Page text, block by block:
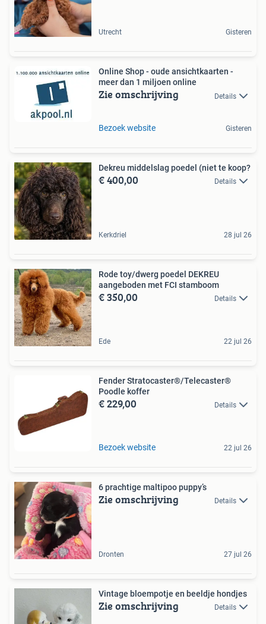
Utrecht Gisteren
Online Shop - oude ansichtkaarten -
meer dan 1 miljoen online
Zie omschrijving Details
Bezoek website Gisteren
Dekreu middelslag poedel (niet te koop?
€ 400,00 Details
Kerkdriel 28 jul 26
Rode toy/dwerg poedel DEKREU
aangeboden met FCI stamboom
€ 350,00 Details
Ede 22 jul 26
Fender Stratocaster®/Telecaster®
Poodle koffer
€ 229,00 Details
Bezoek website 22 jul 26
6 prachtige maltipoo puppy’s ️
Zie omschrijving Details
Dronten 27 jul 26
Vintage bloempotje en beeldje hondjes
Zie omschrijving Details